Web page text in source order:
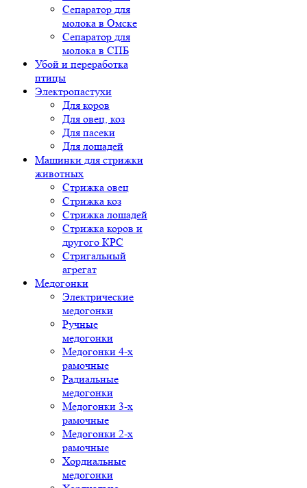
Сепаратор для
молока в Омске
Сепаратор для
молока в СПБ
Убой и переработка
птицы
Электропастухи
Для коров
Для овец, коз
Для пасеки
Для лошадей
Машинки для стрижки
животных
Стрижка овец
Стрижка коз
Стрижка лошадей
Стрижка коров и
другого КРС
Стригальный
агрегат
Медогонки
Электрические
медогонки
Ручные
медогонки
Медогонки 4-х
рамочные
Радиальные
медогонки
Медогонки 3-х
рамочные
Медогонки 2-х
рамочные
Хордиальные
медогонки